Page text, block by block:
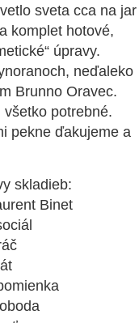
sveta cca na jar
komplet hotové,
úpravy.
neďaleko
Brunno Oravec.
potrebné.
pekne ďakujeme a
skladieb:
Binet